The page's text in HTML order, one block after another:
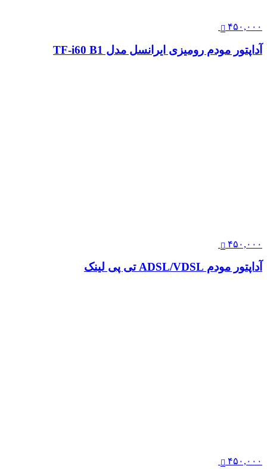
۴۵۰,۰۰۰
آداپتور مودم رومیزی ایرانسل مدل TF-i60 B1
۴۵۰,۰۰۰
آداپتور مودم ADSL/VDSL تی پی لینک
۴۵۰,۰۰۰